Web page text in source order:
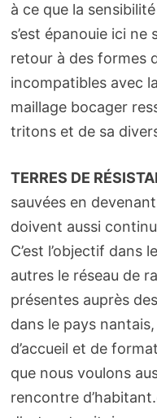
à ce que la
s’est épanouie ici
retour à des formes
incompatibles avec
maillage bocager
tritons et de sa
TERRES DE
sauvées en
doivent aussi
C’est l’objectif dans
autres le réseau de
présentes auprès
dans le pays
d’accueil et de
que nous voulons
rencontre